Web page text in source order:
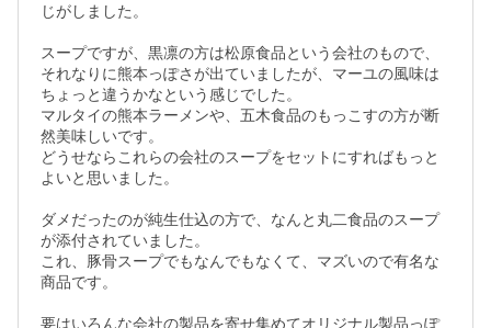
じがしました。
スープですが、黒凛の方は松原食品という会社のもので、
それなりに熊本っぽさが出ていましたが、マーユの風味は
ちょっと違うかなという感じでした。
マルタイの熊本ラーメンや、五木食品のもっこすの方が断
然美味しいです。
どうせならこれらの会社のスープをセットにすればもっと
よいと思いました。
ダメだったのが純生仕込の方で、なんと丸二食品のスープ
が添付されていました。
これ、豚骨スープでもなんでもなくて、マズいので有名な
商品です。
要はいろんな会社の製品を寄せ集めてオリジナル製品っぽ